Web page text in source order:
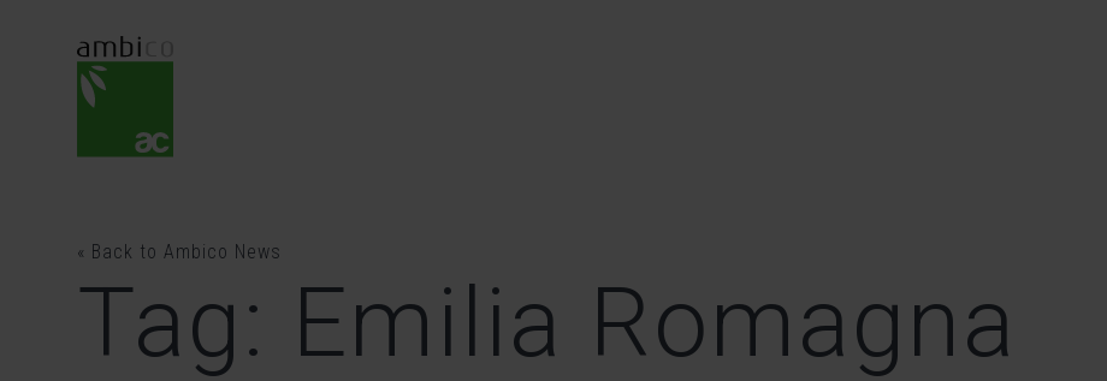
« Back to Ambico News
Tag: Emilia Romagna